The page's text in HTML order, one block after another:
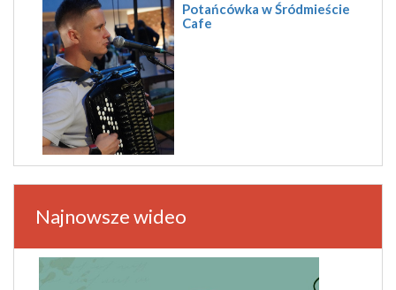
Potańcówka w Śródmieście
Cafe
Najnowsze wideo